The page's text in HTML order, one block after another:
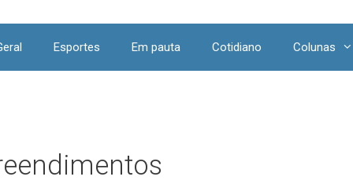
Esportes Em pauta Cotidiano Colunas